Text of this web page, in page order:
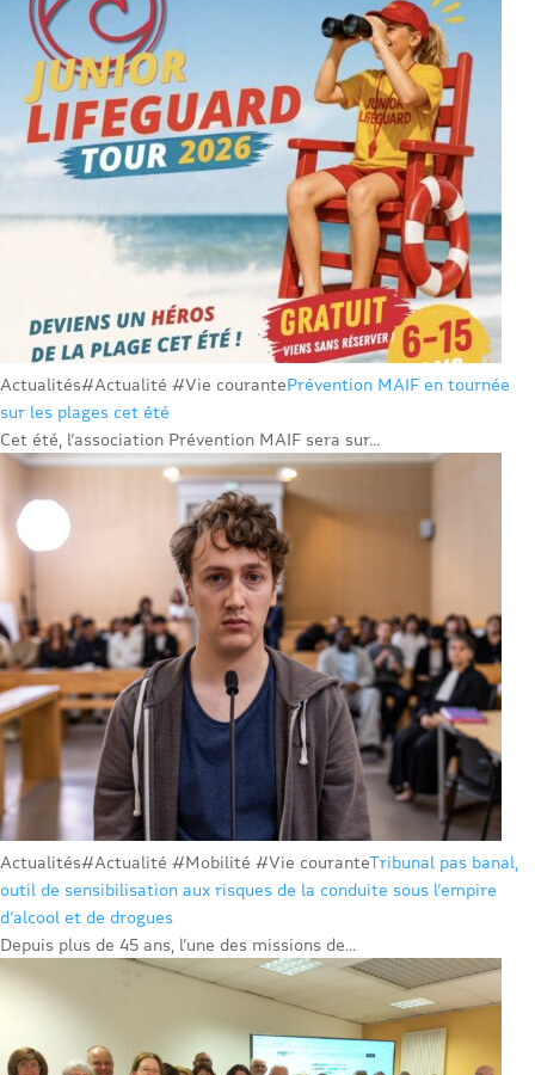
Actualités#Actualité #Vie courantePrévention MAIF en tournée
sur les plages cet été
Cet été, l’association Prévention MAIF sera sur...
Actualités#Actualité #Mobilité #Vie couranteTribunal pas banal,
outil de sensibilisation aux risques de la conduite sous l’empire
d’alcool et de drogues
Depuis plus de 45 ans, l’une des missions de...